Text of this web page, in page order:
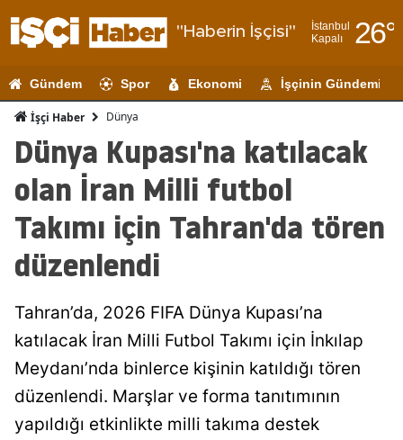
"Haberin İşçisi"
İstanbul
Kapalı
26°
Adıyaman
Ağrı
Ankara
Aydın
Gündem Spor Ekonomi İşçinin Gündemi
İşçi Haber Dünya
Dünya Kupası'na katılacak
olan İran Milli futbol
Takımı için Tahran'da tören
düzenlendi
Tahran’da, 2026 FIFA Dünya Kupası’na
katılacak İran Milli Futbol Takımı için İnkılap
Meydanı’nda binlerce kişinin katıldığı tören
düzenlendi. Marşlar ve forma tanıtımının
yapıldığı etkinlikte milli takıma destek